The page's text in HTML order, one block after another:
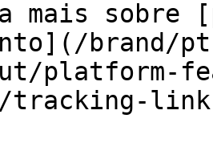
brand/
platform-
tracking-